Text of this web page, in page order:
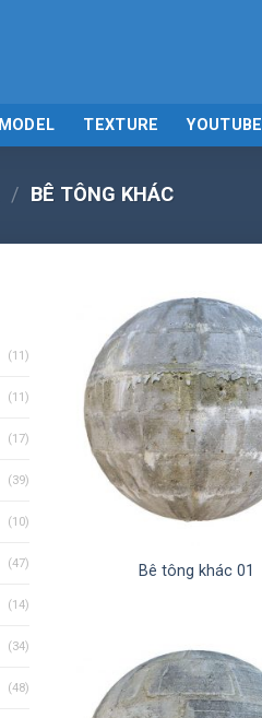
MODEL TEXTURE YOUTUBE
/ BÊ TÔNG KHÁC
(11)
(11)
(17)
(39)
(10)
(47)
(14)
(34)
(48)
Bê tông khác 01